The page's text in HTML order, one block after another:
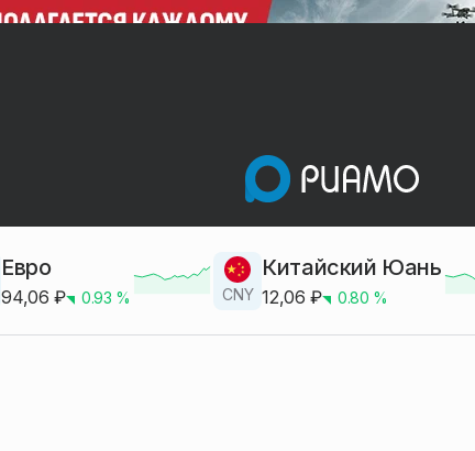
Евро
94,06 ₽ 0.93 % CNY
Китайский Юань
12,06 ₽ 0.80 %